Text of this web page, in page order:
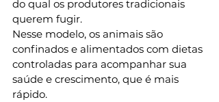
do qual os produtores tradicionais
querem fugir.
Nesse modelo, os animais são
confinados e alimentados com dietas
controladas para acompanhar sua
saúde e crescimento, que é mais
rápido.